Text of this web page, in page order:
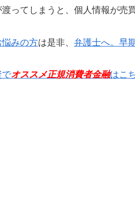
渡ってしまうと、個人情報が売
悩みの方は是非、 弁護士へ。早
でオススメ正規消費者金融はこ